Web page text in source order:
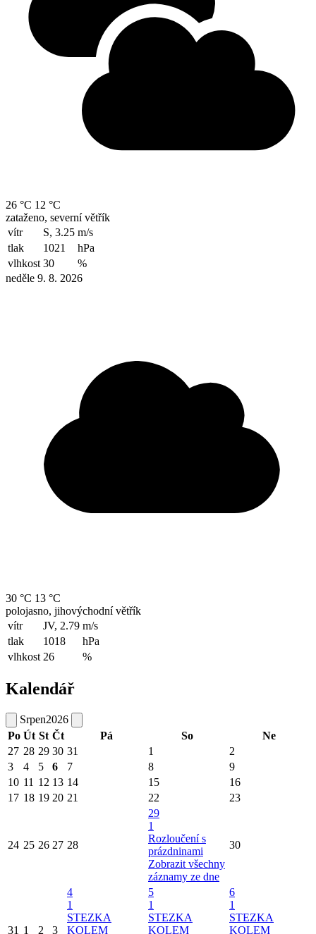
26 °C 12 °C
zataženo, severní větřík
vítr
S, 3.25 m/s
tlak
1021
hPa
vlhkost 30
%
neděle 9. 8. 2026
30 °C 13 °C
polojasno, jihovýchodní větřík
vítr
JV, 2.79 m/s
tlak
1018
hPa
vlhkost 26 %
Kalendář
Srpen2026
Po Út St Čt Pá So
Ne
27 28 29 30 31 1
2
3
4 5 6 7 8
9
10 11 12 13 14 15
16
17 18 19 20 21 22 23
24 25 26 27 28
29
1
Rozloučení s
prázdninami
Zobrazit všechny
záznamy ze dne
30
31 1 2 3
4
1
STEZKA
KOLEM
5
1
STEZKA
KOLEM
6
1
STEZKA
KOLEM